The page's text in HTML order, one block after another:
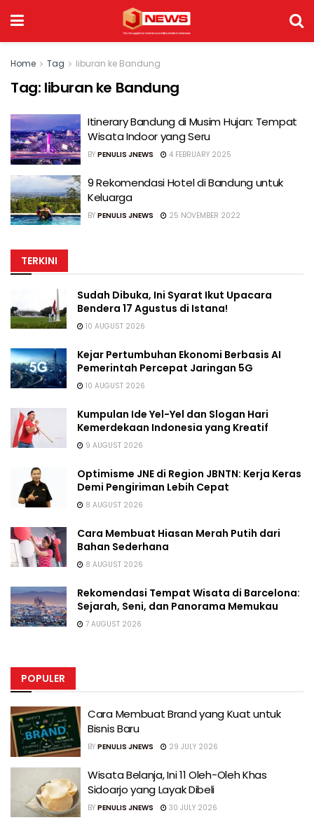
Home Tag liburan ke Bandung
Tag: liburan ke Bandung
Itinerary Bandung di Musim Hujan: Tempat
Wisata Indoor yang Seru
BY PENULIS JNEWS 4 FEBRUARY 2025
9 Rekomendasi Hotel di Bandung untuk
Keluarga
BY PENULIS JNEWS 25 NOVEMBER 2022
TERKINI
Sudah Dibuka, Ini Syarat Ikut Upacara
Bendera 17 Agustus di Istana!
10 AUGUST 2026
Kejar Pertumbuhan Ekonomi Berbasis AI
Pemerintah Percepat Jaringan 5G
10 AUGUST 2026
Kumpulan Ide Yel-Yel dan Slogan Hari
Kemerdekaan Indonesia yang Kreatif
9 AUGUST 2026
Optimisme JNE di Region JBNTN: Kerja Keras
Demi Pengiriman Lebih Cepat
8 AUGUST 2026
Cara Membuat Hiasan Merah Putih dari
Bahan Sederhana
8 AUGUST 2026
Rekomendasi Tempat Wisata di Barcelona:
Sejarah, Seni, dan Panorama Memukau
7 AUGUST 2026
POPULER
Cara Membuat Brand yang Kuat untuk
Bisnis Baru
BY PENULIS JNEWS 29 JULY 2026
Wisata Belanja, Ini 11 Oleh-Oleh Khas
Sidoarjo yang Layak Dibeli
BY PENULIS JNEWS 30 JULY 2026